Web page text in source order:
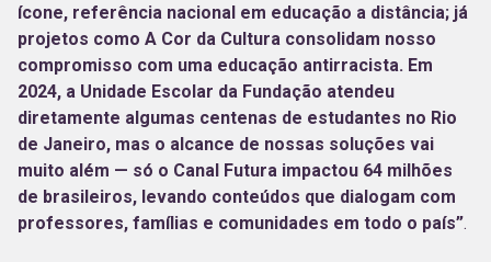
ícone, referência nacional em educação a distância; já
projetos como A Cor da Cultura consolidam nosso
compromisso com uma educação antirracista. Em
2024, a Unidade Escolar da Fundação atendeu
diretamente algumas centenas de estudantes no Rio
de Janeiro, mas o alcance de nossas soluções vai
muito além — só o Canal Futura impactou 64 milhões
de brasileiros, levando conteúdos que dialogam com
professores, famílias e comunidades em todo o país”.